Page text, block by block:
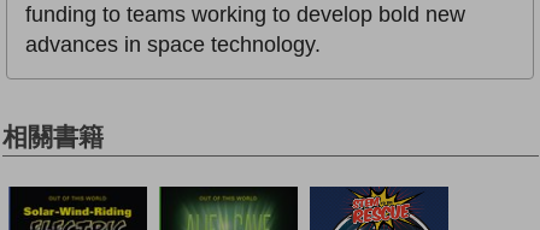
funding to teams working to develop bold new
advances in space technology.
相關書籍